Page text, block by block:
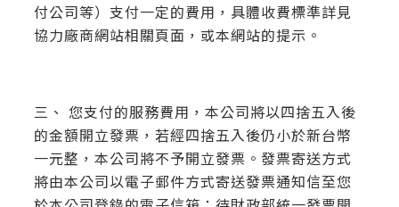
付公司等）支付一定的費用，具體收費標準詳見
協力廠商網站相關頁面，或本網站的提示。
三、 您支付的服務費用，本公司將以四捨五入後
的金額開立發票，若經四捨五入後仍小於新台幣
一元整，本公司將不予開立發票。發票寄送方式
將由本公司以電子郵件方式寄送發票通知信至您